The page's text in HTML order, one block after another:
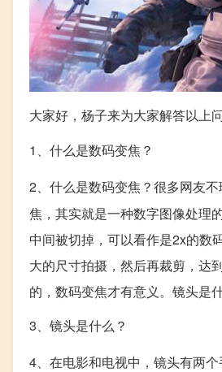
大家好，杨子来为大家解答以上
1、什么是数码变焦？
2、什么是数码变焦？很多网友
焦，其实就是一种数字图像处理
中间被切掉，可以看作是2x的数
大的尺寸拍摄，然后再裁剪，达
的，数码变焦才有意义。镜头是
3、镜头是什么？
4、在电影和电视中，镜头有两